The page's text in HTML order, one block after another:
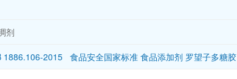
剂
1886.106-2015 食品安全国家标准 食品添加剂 罗望子多糖胶